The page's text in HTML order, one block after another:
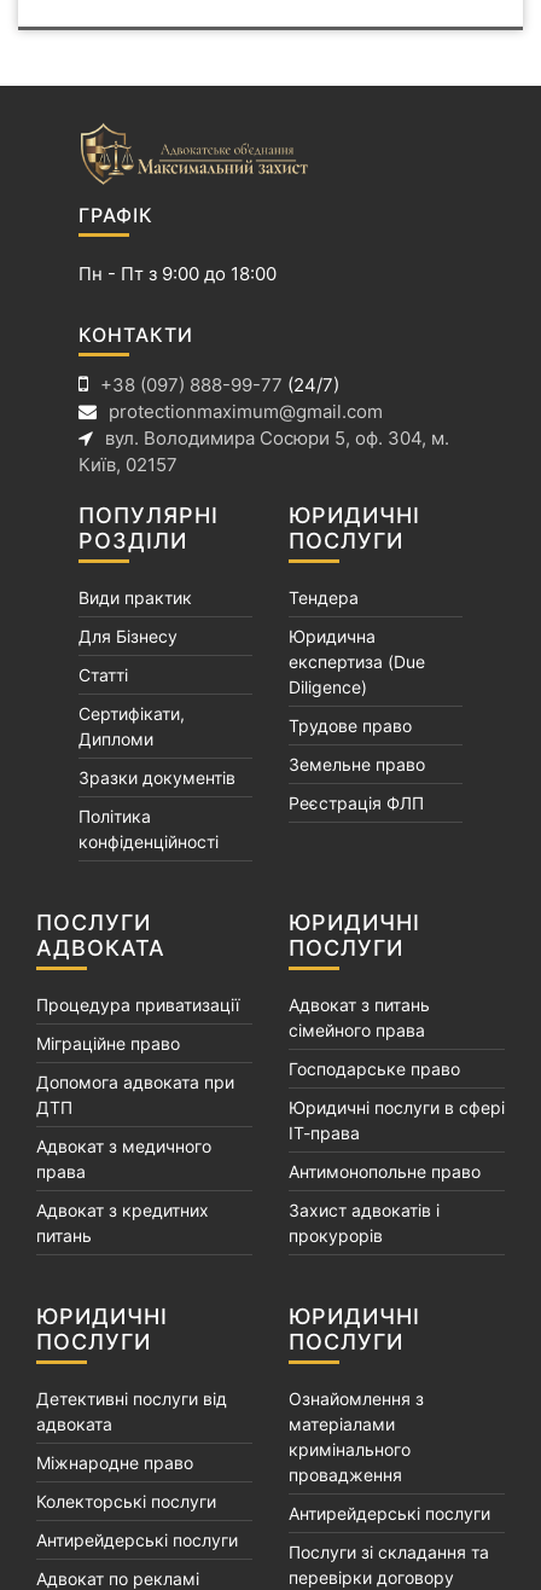
і
а
ГРАФІК
Пн - Пт з 9:00 до 18:00
КОНТАКТИ
+38 (097) 888-99-77 (24/7)
protectionmaximum@gmail.com
вул. Володимира Сосюри 5, оф. 304, м.
Київ, 02157
ПОПУЛЯРНІ
РОЗДІЛИ
Види практик
Для Бізнесу
Статті
Сертифікати,
Дипломи
Зразки документів
Політика
конфіденційності
ЮРИДИЧНІ
ПОСЛУГИ
Тендера
Юридична
експертиза (Due
Diligence)
Трудове право
Земельне право
Реєстрація ФЛП
ПОСЛУГИ
АДВОКАТА
Процедура приватизації
Міграційне право
Допомога адвоката при
ДТП
Адвокат з медичного
права
Адвокат з кредитних
питань
ЮРИДИЧНІ
ПОСЛУГИ
Адвокат з питань
сімейного права
Господарське право
Юридичні послуги в сфері
ІТ-права
Антимонопольне право
Захист адвокатів і
прокурорів
ЮРИДИЧНІ
ПОСЛУГИ
Детективні послуги від
адвоката
Міжнародне право
Колекторські послуги
Антирейдерські послуги
Адвокат по рекламі
ЮРИДИЧНІ
ПОСЛУГИ
Ознайомлення з
матеріалами
кримінального
провадження
Антирейдерські послуги
Послуги зі складання та
перевірки договору